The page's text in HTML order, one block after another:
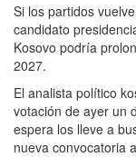
Si los partidos
candidato
Kosovo podría
2027.
El analista político
votación de ayer un
espera los lleve a
nueva convocatoria